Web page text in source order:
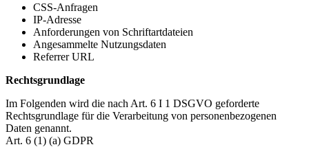
CSS-Anfragen
IP-Adresse
Anforderungen von Schriftartdateien
Angesammelte Nutzungsdaten
Referrer URL
Rechtsgrundlage
Im Folgenden wird die nach Art. 6 I 1 DSGVO geforderte
Rechtsgrundlage für die Verarbeitung von personenbezogenen
Daten genannt.
Art. 6 (1) (a) GDPR